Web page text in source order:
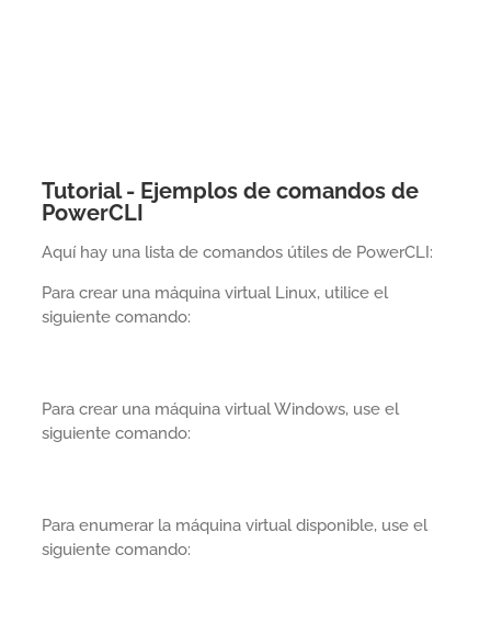
Tutorial - Ejemplos de comandos de
PowerCLI
Aquí hay una lista de comandos útiles de PowerCLI:
Para crear una máquina virtual Linux, utilice el
siguiente comando:
Para crear una máquina virtual Windows, use el
siguiente comando:
Para enumerar la máquina virtual disponible, use el
siguiente comando: